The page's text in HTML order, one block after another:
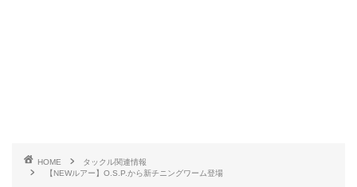
HOME
タックル関連情報
【NEWルアー】O.S.P.から新チニングワーム登場